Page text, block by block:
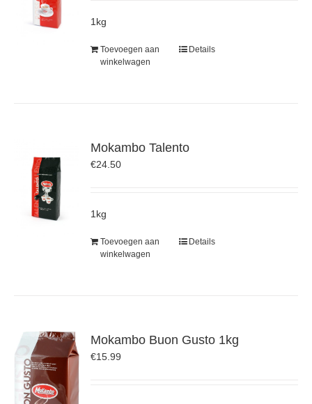
1kg
Toevoegen aan
winkelwagen
Details
Mokambo Talento
€24.50
1kg
Toevoegen aan
winkelwagen
Details
Mokambo Buon Gusto 1kg
€15.99